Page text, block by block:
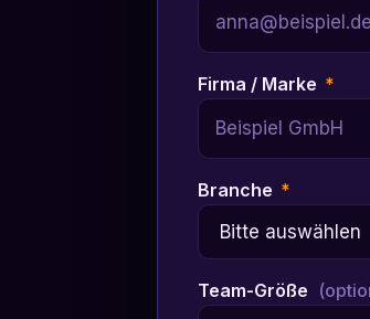
Firma / Marke *
Branche *
Team-Größe